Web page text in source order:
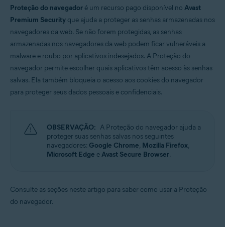
atualização de pacote cumulativo de conveniência, 32/64 bits
Proteção do navegador é um recurso pago disponível no Avast
Premium Security que ajuda a proteger as senhas armazenadas nos
navegadores da web. Se não forem protegidas, as senhas
armazenadas nos navegadores da web podem ficar vulneráveis a
malware e roubo por aplicativos indesejados. A Proteção do
navegador permite escolher quais aplicativos têm acesso às senhas
salvas. Ela também bloqueia o acesso aos cookies do navegador
para proteger seus dados pessoais e confidenciais.
OBSERVAÇÃO: A Proteção do navegador ajuda a
proteger suas senhas salvas nos seguintes
navegadores: Google Chrome, Mozilla Firefox,
Microsoft Edge eAvast Secure Browser.
Consulte as seções neste artigo para saber como usar a Proteção
do navegador.